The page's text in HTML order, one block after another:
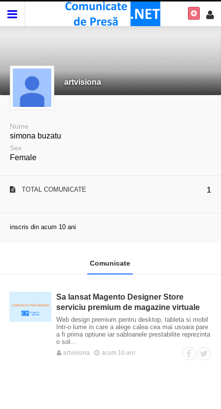
artvisiona
Nume
simona buzatu
Sex
Female
TOTAL COMUNICATE 1
inscris din acum 10 ani
Comunicate
Sa lansat Magento Designer Store
serviciu premium de magazine virtuale
Web design premium pentru desktop, tableta si mobil
Intr-o lume in care a alege calea cea mai usoara pare
a fi prima optiune iar sabloanele prestabilite reprezinta
o sol...
artvisiona acum 10 ani